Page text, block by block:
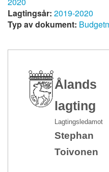
Lagtingsår: 2019-2020
Typ av dokument:
Ålands
lagting
Lagtingsledamot
Stephan
Toivonen